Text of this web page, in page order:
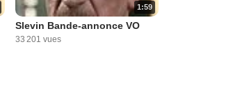
1:59
Slevin Bande-annonce VO
33 201 vues